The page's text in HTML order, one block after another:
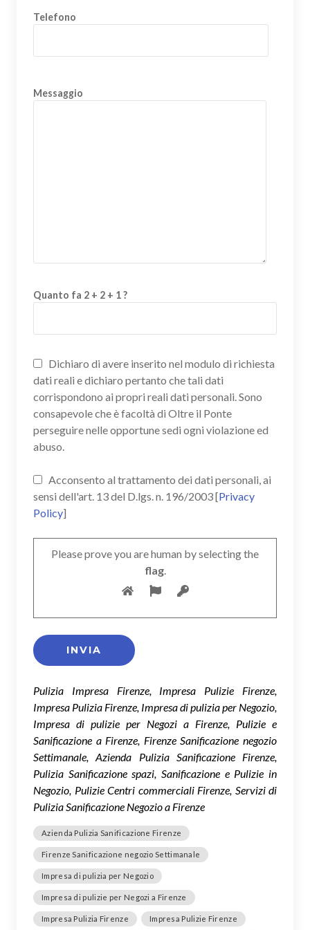
Telefono
Messaggio
Quanto fa 2 + 2 + 1 ?
Dichiaro di avere inserito nel modulo di richiesta
dati reali e dichiaro pertanto che tali dati
corrispondono ai propri reali dati personali. Sono
consapevole che è facoltà di Oltre il Ponte
perseguire nelle opportune sedi ogni violazione ed
abuso.
Acconsento al trattamento dei dati personali, ai
sensi dell'art. 13 del D.lgs. n. 196/2003 [Privacy
Policy]
Please prove you are human by selecting the
flag.
Pulizia Impresa Firenze, Impresa Pulizie Firenze,
Impresa Pulizia Firenze, Impresa di pulizia per Negozio,
Impresa di pulizie per Negozi a Firenze, Pulizie e
Sanificazione a Firenze, Firenze Sanificazione negozio
Settimanale, Azienda Pulizia Sanificazione Firenze,
Pulizia Sanificazione spazi, Sanificazione e Pulizie in
Negozio, Pulizie Centri commerciali Firenze, Servizi di
Pulizia Sanificazione Negozio a Firenze
Azienda Pulizia Sanificazione Firenze
Firenze Sanificazione negozio Settimanale
Impresa di pulizia per Negozio
Impresa di pulizie per Negozi a Firenze
Impresa Pulizia Firenze Impresa Pulizie Firenze